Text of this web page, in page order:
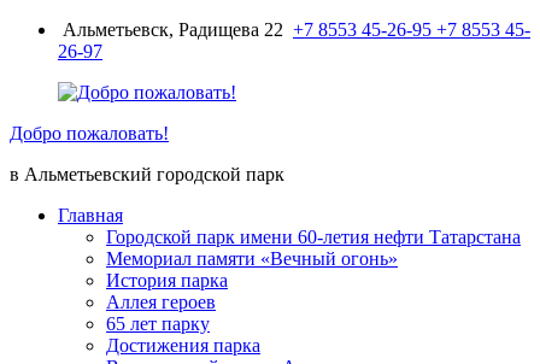
ПерейтиАльметьевск, Радищева 22 +7 8553 45-26-95 +7 8553 45-
26-97
Добро пожаловать!
в Альметьевский городской парк
Главная
Городской парк имени 60-летия нефти Татарстана
Мемориал памяти «Вечный огонь»
История парка
Аллея героев
65 лет парку
Достижения парка